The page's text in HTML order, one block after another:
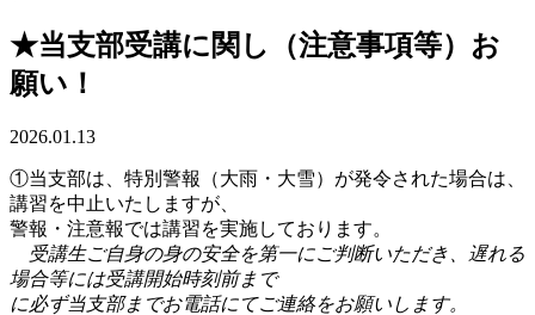
★当支部受講に関し（注意事項等）お
願い！
2026.01.13
①当支部は、特別警報（大雨・大雪）が発令された場合は、
講習を中止いたしますが、
警報・注意報では講習を実施しております。
受講生ご自身の身の安全を第一にご判断いただき、遅れる
場合等には受講開始時刻前まで
に必ず当支部までお電話にてご連絡をお願いします。